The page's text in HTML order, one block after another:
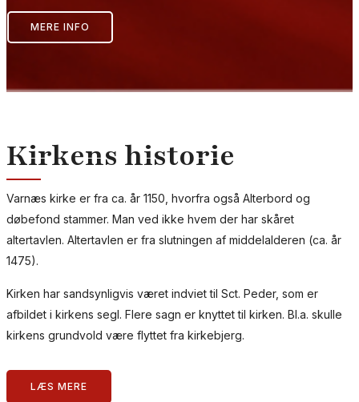
MERE INFO
Kirkens historie
Varnæs kirke er fra ca. år 1150, hvorfra også Alterbord og
døbefond stammer. Man ved ikke hvem der har skåret
altertavlen. Altertavlen er fra slutningen af middelalderen (ca. år
1475).
Kirken har sandsynligvis været indviet til Sct. Peder, som er
afbildet i kirkens segl. Flere sagn er knyttet til kirken. Bl.a. skulle
kirkens grundvold være flyttet fra kirkebjerg.
LÆS MERE